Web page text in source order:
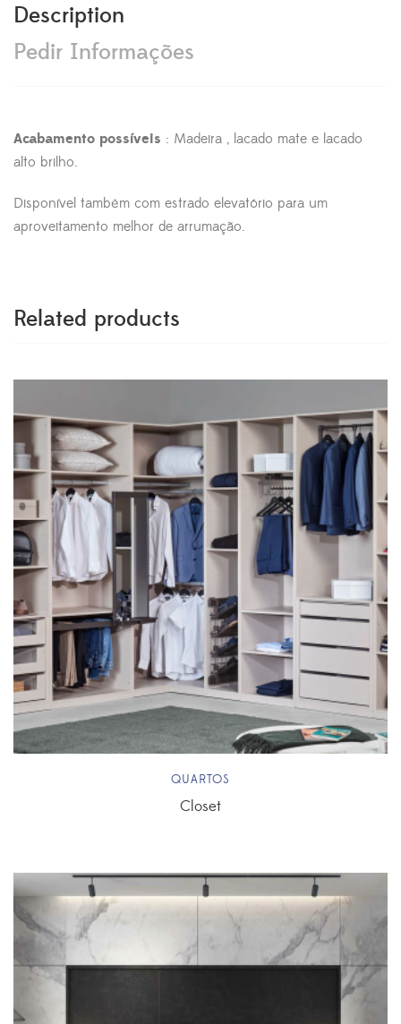
Description
Pedir Informações
Acabamento possíveis : Madeira , lacado mate e lacado
alto brilho.
Disponível também com estrado elevatório para um
aproveitamento melhor de arrumação.
Related products
QUARTOS
Closet